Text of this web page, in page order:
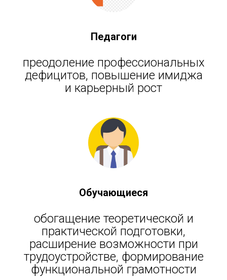
Педагоги
преодоление профессиональных
дефицитов, повышение имиджа
и карьерный рост
Обучающиеся
обогащение теоретической и
практической подготовки,
расширение возможности при
трудоустройстве, формирование
функциональной грамотности